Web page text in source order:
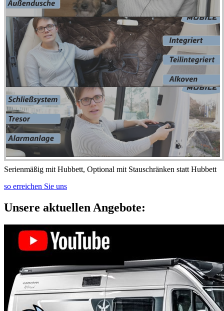
Serienmäßig mit Hubbett, Optional mit Stauschränken statt Hubbett
so erreichen Sie uns
Unsere aktuellen Angebote: